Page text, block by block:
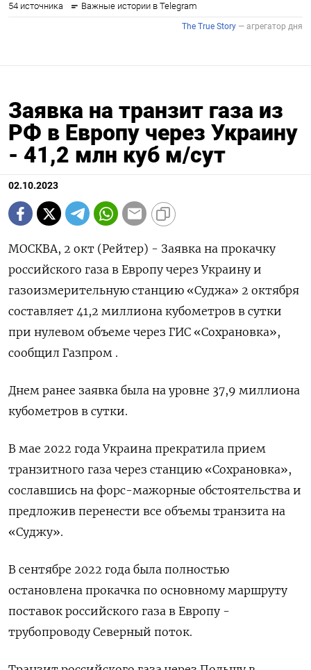
Заявка на транзит газа из
РФ в Европу через Украину
- 41,2 млн куб м/сут
02.10.2023
МОСКВА, 2 окт (Рейтер) - Заявка на прокачку
российского газа в Европу через Украину и
газоизмерительную станцию «Суджа» 2 октября
составляет 41,2 миллиона кубометров в сутки
при нулевом объеме через ГИС «Сохрановка»,
сообщил Газпром .
Днем ранее заявка была на уровне 37,9 миллиона
кубометров в сутки.
В мае 2022 года Украина прекратила прием
транзитного газа через станцию «Сохрановка»,
сославшись на форс-мажорные обстоятельства и
предложив перенести все объемы транзита на
«Суджу».
В сентябре 2022 года была полностью
остановлена прокачка по основному маршруту
поставок российского газа в Европу -
трубопроводу Северный поток.